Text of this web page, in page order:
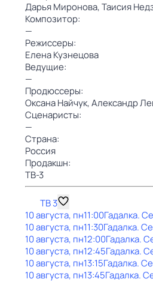
Дарья Миронова,Таисия
Композитор:
—
Режиссеры:
Елена Кузнецова
Ведущие:
—
Продюссеры:
Оксана Найчук,Александр
Сценаристы:
—
Страна:
Россия
Продакшн:
ТВ-3
ТВ 3
10 августа, пн11:00Гадaлкa.
10 августа, пн11:30Гадaлкa.
10 августа, пн12:00Гадaлкa.
10 августа, пн12:45Гадaлкa.
10 августа, пн13:15Гадaлкa.
10 августа, пн13:45Гадaлкa.